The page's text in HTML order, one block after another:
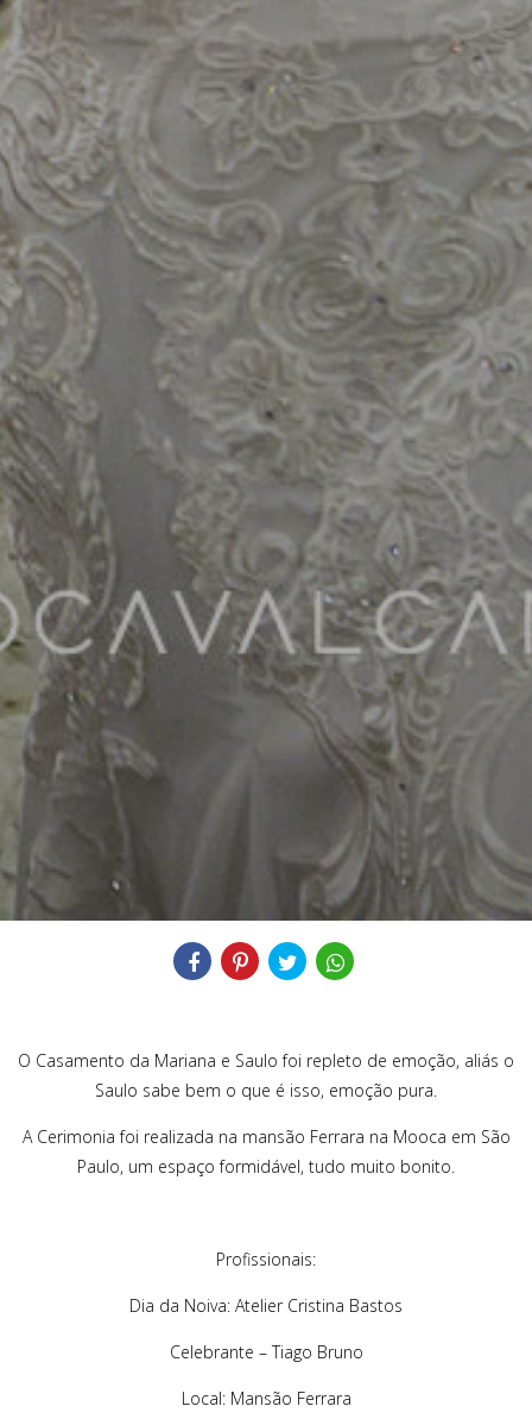
O Casamento da Mariana e Saulo foi repleto de emoção, aliás o
Saulo sabe bem o que é isso, emoção pura.
A Cerimonia foi realizada na mansão Ferrara na Mooca em São
Paulo, um espaço formidável, tudo muito bonito.
Profissionais:
Dia da Noiva: Atelier Cristina Bastos
Celebrante – Tiago Bruno
Local: Mansão Ferrara